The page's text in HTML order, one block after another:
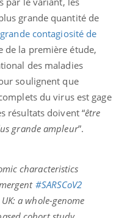
grande quantité de
contagiosité de
de la première étude,
des maladies
soulignent que
du virus est gage
résultats doivent “être
grande ampleur”.
characteristics
#SARSCoV2
a whole-genome